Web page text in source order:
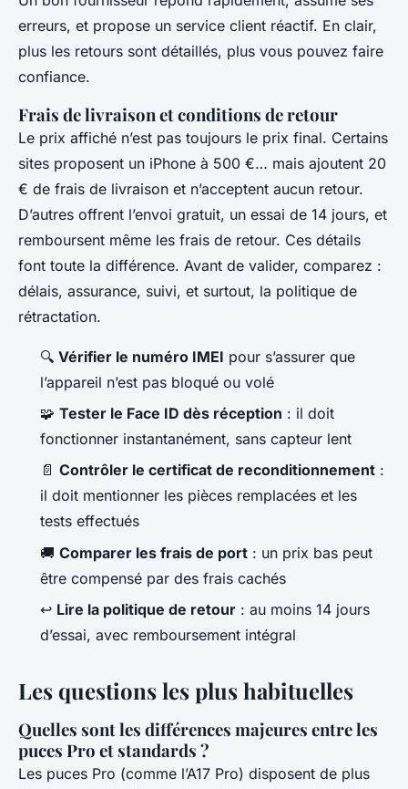
erreurs, et propose un service client réactif. En clair,
plus les retours sont détaillés, plus vous pouvez faire
confiance.
Frais de livraison et conditions de retour
Le prix affiché n’est pas toujours le prix final. Certains
sites proposent un iPhone à 500 €… mais ajoutent 20
€ de frais de livraison et n’acceptent aucun retour.
D’autres offrent l’envoi gratuit, un essai de 14 jours, et
remboursent même les frais de retour. Ces détails
font toute la différence. Avant de valider, comparez :
délais, assurance, suivi, et surtout, la politique de
rétractation.
🔍 Vérifier le numéro IMEI pour s’assurer que
l’appareil n’est pas bloqué ou volé
🧩 Tester le Face ID dès réception : il doit
fonctionner instantanément, sans capteur lent
📄 Contrôler le certificat de reconditionnement :
il doit mentionner les pièces remplacées et les
tests effectués
🚚 Comparer les frais de port : un prix bas peut
être compensé par des frais cachés
↩️ Lire la politique de retour : au moins 14 jours
d’essai, avec remboursement intégral
Les questions les plus habituelles
Quelles sont les différences majeures entre les
puces Pro et standards ?
Les puces Pro (comme l’A17 Pro) disposent de plus